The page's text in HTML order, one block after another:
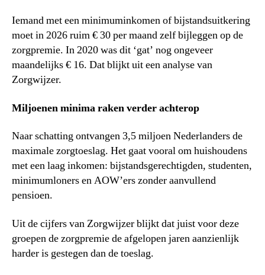
Iemand met een minimuminkomen of bijstandsuitkering
moet in 2026 ruim € 30 per maand zelf bijleggen op de
zorgpremie. In 2020 was dit ‘gat’ nog ongeveer
maandelijks € 16. Dat blijkt uit een analyse van
Zorgwijzer.
Miljoenen minima raken verder achterop
Naar schatting ontvangen 3,5 miljoen Nederlanders de
maximale zorgtoeslag. Het gaat vooral om huishoudens
met een laag inkomen: bijstandsgerechtigden, studenten,
minimumloners en AOW’ers zonder aanvullend
pensioen.
Uit de cijfers van Zorgwijzer blijkt dat juist voor deze
groepen de zorgpremie de afgelopen jaren aanzienlijk
harder is gestegen dan de toeslag.